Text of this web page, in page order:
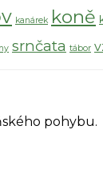
kanárek koně
srnčata tábor
pohybu.